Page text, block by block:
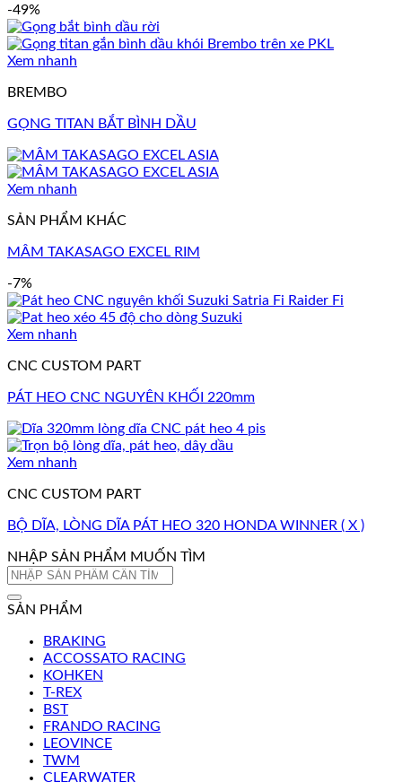
-49%
Xem nhanh
BREMBO
GỌNG TITAN BẮT BÌNH DẦU
Xem nhanh
SẢN PHẨM KHÁC
MÂM TAKASAGO EXCEL RIM
-7%
Xem nhanh
CNC CUSTOM PART
PÁT HEO CNC NGUYÊN KHỐI 220mm
Xem nhanh
CNC CUSTOM PART
BỘ DĨA, LÒNG DĨA PÁT HEO 320 HONDA WINNER ( X )
NHẬP SẢN PHẨM MUỐN TÌM
Tìm
SẢN PHẨM
BRAKING
ACCOSSATO RACING
KOHKEN
T-REX
BST
FRANDO RACING
LEOVINCE
TWM
CLEARWATER